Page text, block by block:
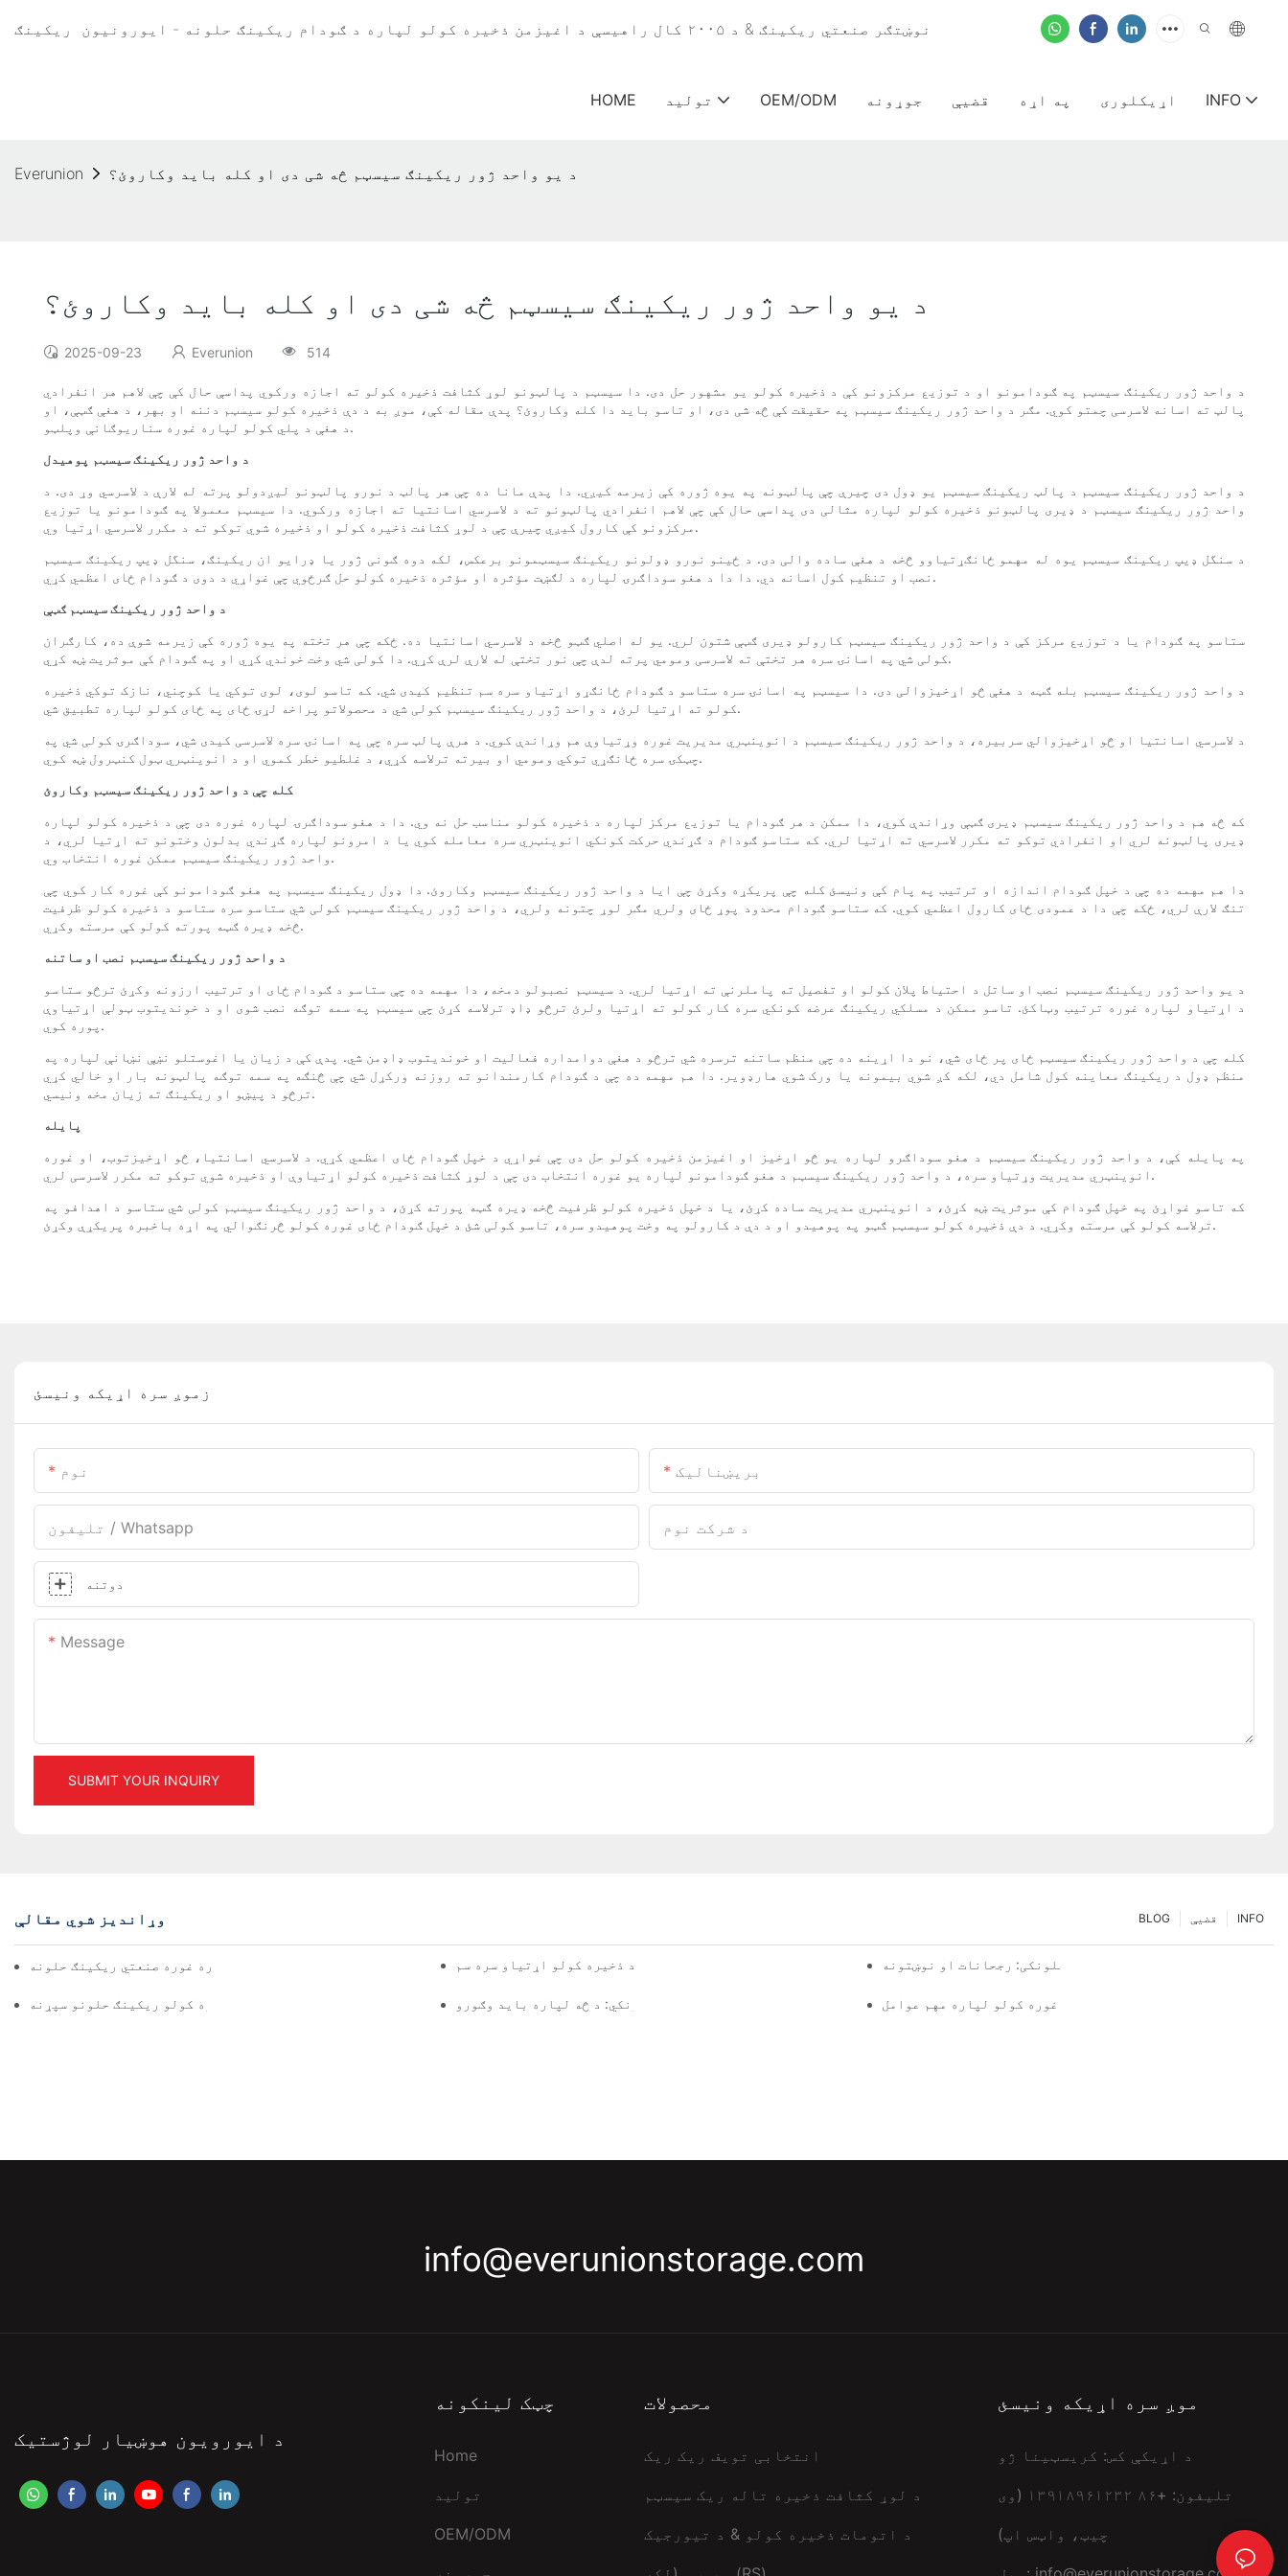
نوښتګر صنعتي ریکینګ & د ۲۰۰۵ کال راهیسې د اغیزمن ذخیره کولو لپاره د ګودام ریکینګ حلونه - ایورونیون ریکینګ
HOME تولید OEM/ODM جوړونه قضیې په اړه اړيکلوری INFO
Everunion د یو واحد ژور ریکینګ سیسټم څه شی دی او کله باید وکاروئ؟
د یو واحد ژور ریکینګ سیسټم څه شی دی او کله باید وکاروئ؟
2025-09-23 Everunion 514
د واحد ژور ریکینګ سیسټم په ګودامونو او د توزیع مرکزونو کې د ذخیره کولو یو مشهور حل دی. دا سیسټم د پالټونو لوړ کثافت ذخیره کولو ته اجازه ورکوي پداسې حال کې چې لاهم هر انفرادي
پالټ ته اسانه لاسرسی چمتو کوي. مګر د واحد ژور ریکینګ سیسټم په حقیقت کې څه شی دی، او تاسو باید دا کله وکاروئ؟ پدې مقاله کې، موږ به د دې ذخیره کولو سیسټم دننه او بهر، د هغې ګټې، او
د هغې د پلي کولو لپاره غوره سناریوګانې وپلټو.
د واحد ژور ریکینګ سیسټم پوهیدل
د واحد ژور ریکینګ سیسټم د پالټ ریکینګ سیسټم یو ډول دی چیرې چې پالټونه په یوه ژوره کې زیرمه کیږي. دا پدې مانا ده چې هر پالټ د نورو پالټونو لیږدولو پرته له لارې د لاسرسي وړ دی. د
واحد ژور ریکینګ سیسټم د ډیری پالټونو ذخیره کولو لپاره مثالی دی پداسې حال کې چې لاهم انفرادي پالټونو ته د لاسرسي اسانتیا ته اجازه ورکوي. دا سیسټم معمولا په ګودامونو یا توزیع
مرکزونو کې کارول کیږي چیرې چې د لوړ کثافت ذخیره کولو او ذخیره شوي توکو ته د مکرر لاسرسي اړتیا وي.
د سنگل ډیپ ریکینګ سیسټم یوه له مهمو ځانګړتیاوو څخه د هغې ساده والی دی. د ځینو نورو ډولونو ریکینګ سیسټمونو برعکس، لکه دوه ګونی ژور یا ډرایو ان ریکینګ، سنگل ډیپ ریکینګ سیسټم
نصب او تنظیم کول اسانه دي. دا دا د هغو سوداګرۍ لپاره د لګښت مؤثره او مؤثره ذخیره کولو حل ګرځوي چې غواړي د دوی د ګودام ځای اعظمي کړي.
د واحد ژور ریکینګ سیسټم ګټې
ستاسو په ګودام یا د توزیع مرکز کې د واحد ژور ریکینګ سیسټم کارولو ډیری ګټې شتون لري. یو له اصلي ګټو څخه د لاسرسي اسانتیا ده. ځکه چې هر تخته په یوه ژوره کې زیرمه شوې ده، کارګران
کولی شي په اسانۍ سره هر تختې ته لاسرسی ومومي پرته لدې چې نور تختې له لارې لرې کړي. دا کولی شي وخت خوندي کړي او په ګودام کې موثریت ښه کړي.
د واحد ژور ریکینګ سیسټم بله ګټه د هغې څو اړخیزوالی دی. دا سیسټم په اسانۍ سره ستاسو د ګودام ځانګړو اړتیاو سره سم تنظیم کیدی شي. که تاسو لوی، لوی توکي یا کوچني، نازک توکي ذخیره
کولو ته اړتیا لرئ، د واحد ژور ریکینګ سیسټم کولی شي د محصولاتو پراخه لړۍ ځای په ځای کولو لپاره تطبیق شي.
د لاسرسي اسانتیا او څو اړخیزوالي سربیره، د واحد ژور ریکینګ سیسټم د انوینټري مدیریت غوره وړتیاوې هم وړاندې کوي. د هرې پالټ سره چې په اسانۍ سره لاسرسی کیدی شي، سوداګرۍ کولی شي په
چټکۍ سره ځانګړي توکي ومومي او بیرته ترلاسه کړي، د غلطیو خطر کموي او د انوینټري ټول کنټرول ښه کوي.
کله چې د واحد ژور ریکینګ سیسټم وکاروئ
که څه هم د واحد ژور ریکینګ سیسټم ډیری ګټې وړاندې کوي، دا ممکن د هر ګودام یا توزیع مرکز لپاره د ذخیره کولو مناسب حل نه وي. دا د هغو سوداګرۍ لپاره غوره دی چې د ذخیره کولو لپاره
ډیری پالټونه لري او انفرادي توکو ته مکرر لاسرسي ته اړتیا لري. که ستاسو ګودام د ګړندي حرکت کونکي انوینټري سره معامله کوي یا د امرونو لپاره ګړندي بدلون وختونو ته اړتیا لري، د
واحد ژور ریکینګ سیسټم ممکن غوره انتخاب وي.
دا هم مهمه ده چې د خپل ګودام اندازه او ترتیب په پام کې ونیسئ کله چې پریکړه وکړئ چې ایا د واحد ژور ریکینګ سیسټم وکاروئ. دا ډول ریکینګ سیسټم په هغو ګودامونو کې غوره کار کوي چې
تنګ لارې لري، ځکه چې دا د عمودی ځای کارول اعظمي کوي. که ستاسو ګودام محدود پوړ ځای ولري مګر لوړ چتونه ولري، د واحد ژور ریکینګ سیسټم کولی شي ستاسو سره ستاسو د ذخیره کولو ظرفیت
څخه ډیره ګټه پورته کولو کې مرسته وکړي.
د واحد ژور ریکینګ سیسټم نصب او ساتنه
د یو واحد ژور ریکینګ سیسټم نصب او ساتل د احتیاط پلان کولو او تفصیل ته پاملرنې ته اړتیا لري. د سیسټم نصبولو دمخه، دا مهمه ده چې ستاسو د ګودام ځای او ترتیب ارزونه وکړئ ترڅو ستاسو
د اړتیاو لپاره غوره ترتیب وټاکئ. تاسو ممکن د مسلکي ریکینګ عرضه کونکي سره کار کولو ته اړتیا ولرئ ترڅو ډاډ ترلاسه کړئ چې سیسټم په سمه توګه نصب شوی او د خوندیتوب ټولې اړتیاوې
پوره کوي.
کله چې د واحد ژور ریکینګ سیسټم ځای پر ځای شي، نو دا اړینه ده چې منظم ساتنه ترسره شي ترڅو د هغې دوامداره فعالیت او خوندیتوب ډاډمن شي. پدې کې د زیان یا اغوستلو نښې نښانې لپاره په
منظم ډول د ریکینګ معاینه کول شامل دي، لکه کږ شوي بیمونه یا ورک شوي هارډویر. دا هم مهمه ده چې د ګودام کارمندانو ته روزنه ورکړل شي چې څنګه په سمه توګه پالټونه بار او خالي کړي
ترڅو د پیښو او ریکینګ ته زیان مخه ونیسي.
پایله
په پایله کې، د واحد ژور ریکینګ سیسټم د هغو سوداګرو لپاره یو څو اړخیز او اغیزمن ذخیره کولو حل دی چې غواړي د خپل ګودام ځای اعظمي کړي. د لاسرسي اسانتیا، څو اړخیزتوب، او غوره
انوینټري مدیریت وړتیاو سره، د واحد ژور ریکینګ سیسټم د هغو ګودامونو لپاره یو غوره انتخاب دی چې د لوړ کثافت ذخیره کولو اړتیاوې او ذخیره شوي توکو ته مکرر لاسرسی لري.
که تاسو غواړئ په خپل ګودام کې موثریت ښه کړئ، د انوینټري مدیریت ساده کړئ، یا د خپل ذخیره کولو ظرفیت څخه ډیره ګټه پورته کړئ، د واحد ژور ریکینګ سیسټم کولی شي ستاسو د اهدافو په
ترلاسه کولو کې مرسته وکړي. د دې ذخیره کولو سیسټم ګټو په پوهیدو او د دې د کارولو په وخت پوهیدو سره، تاسو کولی شئ د خپل ګودام ځای غوره کولو څرنګوالي په اړه باخبره پریکړې وکړئ.
زموږ سره اړیکه ونیسئ
نوم بریښنالیک
تلیفون / Whatsapp د شرکت نوم
دوتنه
Message
SUBMIT YOUR INQUIRY
وړاندیز شوي مقالې INFO قضیې BLOG
د ګودامونو د موثر مدیریت لپاره غوره صنعتي ریکینګ حلونه د ګمرکي پالټ ریک اختیارونه: ستاسو د ذخیره کولو اړتیاو سره سم د پالټ ریک حلونو راتلونکی: رجحانات او نوښتونه
د هر صنعت لپاره د مؤثره ذخیره کولو ریکینګ حلونو سپړنه د ګودامونو د ریک کولو عرضه کوونکي: د څه لپاره باید وګورو سیسټم عرضه کونکی: د سم ملګري غوره کولو لپاره مهم عوامل
info@everunionstorage.com
چټک لینکونه
Home
تولید
OEM/ODM
محصولات
انتخابی تویف ریک ریک
د لوړ کثافت ذخیره تاله ریک سیسټم
د اتومات ذخیره کولو & د تیورجیک
موږ سره اړیکه ونیسئ
د اړیکې کس: کریسټینا ژو
تلیفون: +۸۶ ۱۳۹۱۸۹۶۱۲۳۲ (وی
چیټ، واټس اپ)